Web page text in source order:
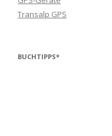
Transalp GPS
BUCHTIPPS*